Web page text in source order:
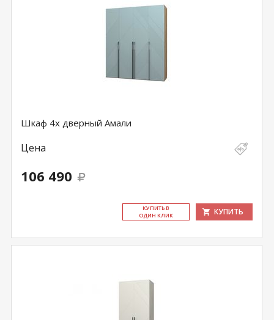
Шкаф 4х дверный Амали
Цена
106 490
КУ­ПИТЬ В
ОДИН КЛИК
КУПИТЬ